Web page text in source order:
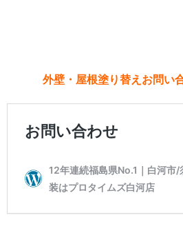
外壁・屋根塗り替えお問い